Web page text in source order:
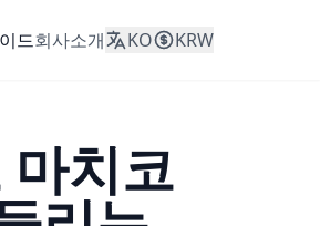
드회사소개 KO KRW
치코